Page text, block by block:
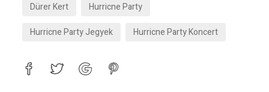
Dürer Kert
Hurricne Party
Hurricne Party Jegyek
Hurricne Party Koncert